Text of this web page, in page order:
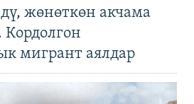
жөнөткөн акчама
мигрант аялдар